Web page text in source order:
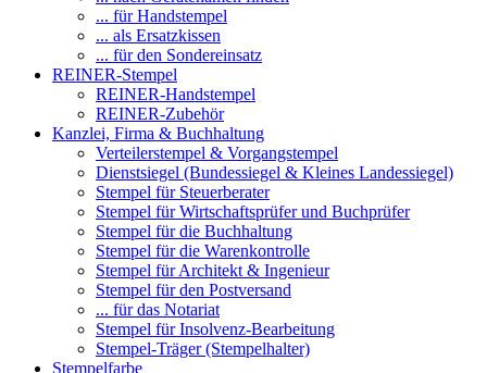
... für Handstempel
... als Ersatzkissen
... für den Sondereinsatz
REINER-Stempel
REINER-Handstempel
REINER-Zubehör
Kanzlei, Firma & Buchhaltung
Verteilerstempel & Vorgangstempel
Dienstsiegel (Bundessiegel & Kleines Landessiegel)
Stempel für Steuerberater
Stempel für Wirtschaftsprüfer und Buchprüfer
Stempel für die Buchhaltung
Stempel für die Warenkontrolle
Stempel für Architekt & Ingenieur
Stempel für den Postversand
... für das Notariat
Stempel für Insolvenz-Bearbeitung
Stempel-Träger (Stempelhalter)
Stempelfarbe